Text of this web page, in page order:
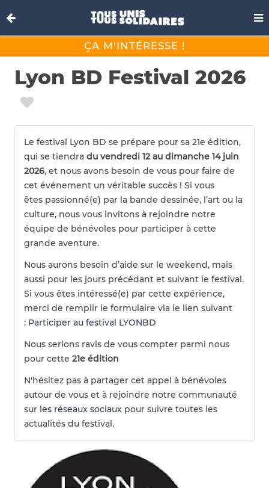
ÇA M'INTÉRESSE !
Lyon BD Festival 2026
Le festival Lyon BD se prépare pour sa 21e édition,
qui se tiendra du vendredi 12 au dimanche 14 juin
2026, et nous avons besoin de vous pour faire de
cet événement un véritable succès ! Si vous
êtes passionné(e) par la bande dessinée, l’art ou la
culture, nous vous invitons à rejoindre notre
équipe de bénévoles pour participer à cette
grande aventure.
Nous aurons besoin d’aide sur le weekend, mais
aussi pour les jours précédant et suivant le festival.
Si vous êtes intéressé(e) par cette expérience,
merci de remplir le formulaire via le lien suivant
: Participer au festival LYONBD
Nous serions ravis de vous compter parmi nous
pour cette 21e édition
N'hésitez pas à partager cet appel à bénévoles
autour de vous et à rejoindre notre communauté
sur les réseaux sociaux pour suivre toutes les
actualités du festival.